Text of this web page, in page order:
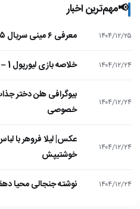
📢مهم‌ترین اخبار
۱۴۰۴/۱۲/۲۵ معرفی ۶ مینی سریال ۲۰۲۵ که نباید از دست بدهید!
۱۴۰۴/۱۲/۲۴ خلاصه بازی لیورپول 1 – تاتنهام 1 (لیگ برتر انگلیس)
۱۴۰۴/۱۲/۲۴
بیوگرافی هلن دختر
خصوصی
۱۴۰۴/۱۲/۲۴
عکس| لیلا فروهر با
خوشتیپش
۱۴۰۴/۱۲/۲۴ نوشته جنجالی محیا